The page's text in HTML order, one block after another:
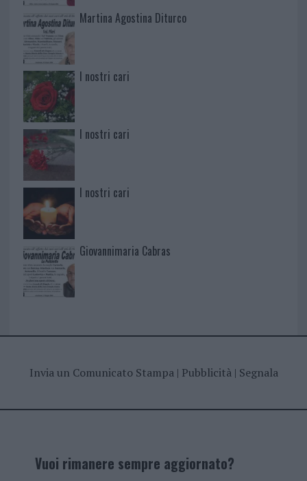
Martina Agostina Diturco
I nostri cari
I nostri cari
I nostri cari
Giovannimaria Cabras
Invia un Comunicato Stampa| Pubblicità| Segnala
Vuoi rimanere sempre aggiornato?